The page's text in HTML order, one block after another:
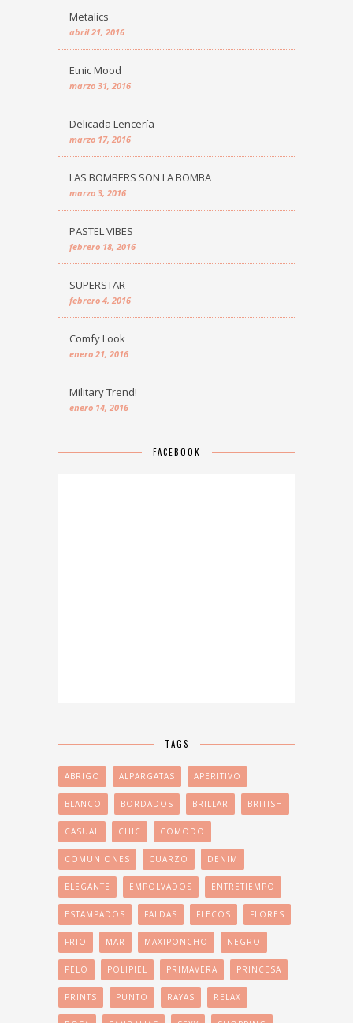
Metalics
abril 21, 2016
Etnic Mood
marzo 31, 2016
Delicada Lencería
marzo 17, 2016
LAS BOMBERS SON LA BOMBA
marzo 3, 2016
PASTEL VIBES
febrero 18, 2016
SUPERSTAR
febrero 4, 2016
Comfy Look
enero 21, 2016
Military Trend!
enero 14, 2016
FACEBOOK
TAGS
ABRIGO ALPARGATAS APERITIVO
BLANCO BORDADOS BRILLAR BRITISH
CASUAL CHIC COMODO
COMUNIONES CUARZO DENIM
ELEGANTE EMPOLVADOS ENTRETIEMPO
ESTAMPADOS FALDAS FLECOS FLORES
FRIO MAR MAXIPONCHO NEGRO
PELO POLIPIEL PRIMAVERA PRINCESA
PRINTS PUNTO RAYAS RELAX